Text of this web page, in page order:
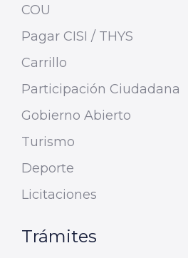
COU
Pagar CISI / THYS
Carrillo
Participación Ciudadana
Gobierno Abierto
Turismo
Deporte
Licitaciones
Trámites